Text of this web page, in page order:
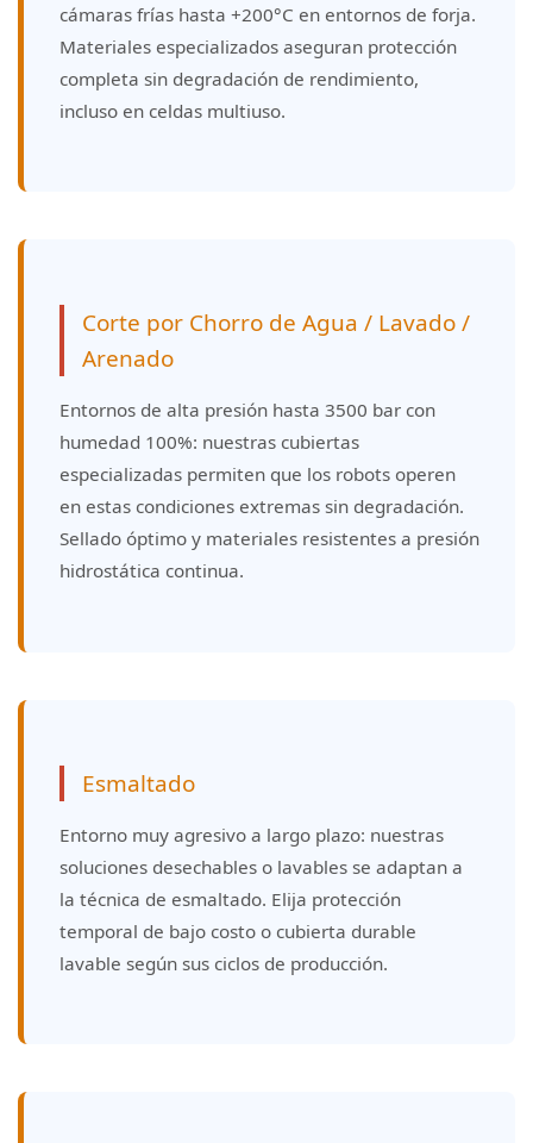
cámaras frías hasta +200°C en entornos de forja.
Materiales especializados aseguran protección
completa sin degradación de rendimiento,
incluso en celdas multiuso.
Corte por Chorro de Agua / Lavado /
Arenado
Entornos de alta presión hasta 3500 bar con
humedad 100%: nuestras cubiertas
especializadas permiten que los robots operen
en estas condiciones extremas sin degradación.
Sellado óptimo y materiales resistentes a presión
hidrostática continua.
Esmaltado
Entorno muy agresivo a largo plazo: nuestras
soluciones desechables o lavables se adaptan a
la técnica de esmaltado. Elija protección
temporal de bajo costo o cubierta durable
lavable según sus ciclos de producción.